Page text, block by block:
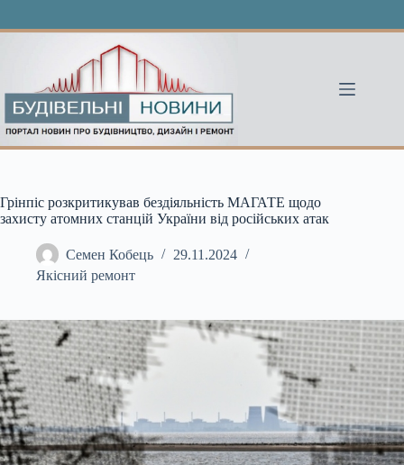
Грінпіс розкритикував бездіяльність МАГАТЕ щодо
захисту атомних станцій України від російських атак
Семен Кобець
29.11.2024
Якісний ремонт